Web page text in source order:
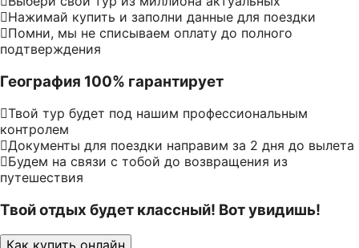
Нажимай купить и заполни данные для поездки
Помни, мы не списываем оплату до полного
подтверждения
География 100% гарантирует
Твой тур будет под нашим профессиональным
контролем
Документы для поездки направим за 2 дня до вылета
Будем на связи с тобой до возвращения из
путешествия
Твой отдых будет классный! Вот увидишь!
Как купить онлайн